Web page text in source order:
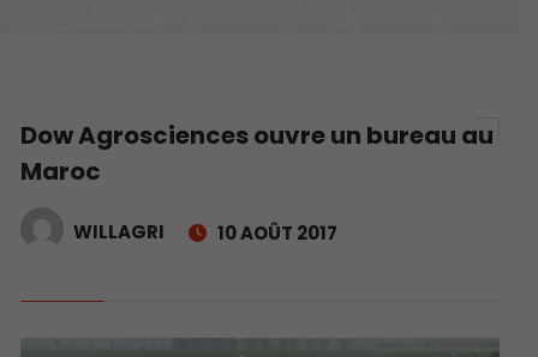
Dow Agrosciences ouvre un bureau au
Maroc
WILLAGRI 10 AOÛT 2017